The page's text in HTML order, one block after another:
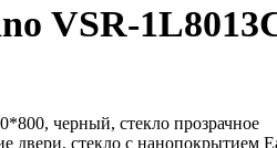
VSR-
черный, стекло прозрачное
двери, стекло с нанопокрытием